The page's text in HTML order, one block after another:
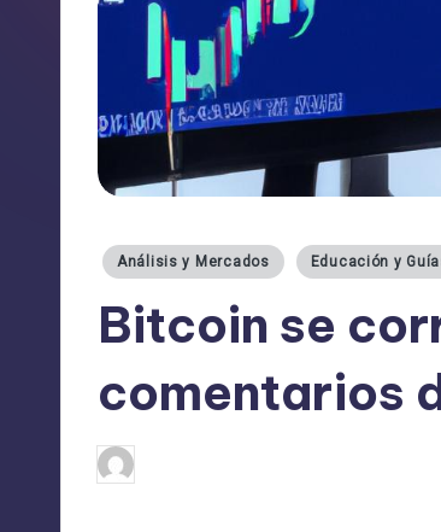
Publicado
Análisis y Mercados Educación y
Bitcoin se
comentarios
Publicado
por